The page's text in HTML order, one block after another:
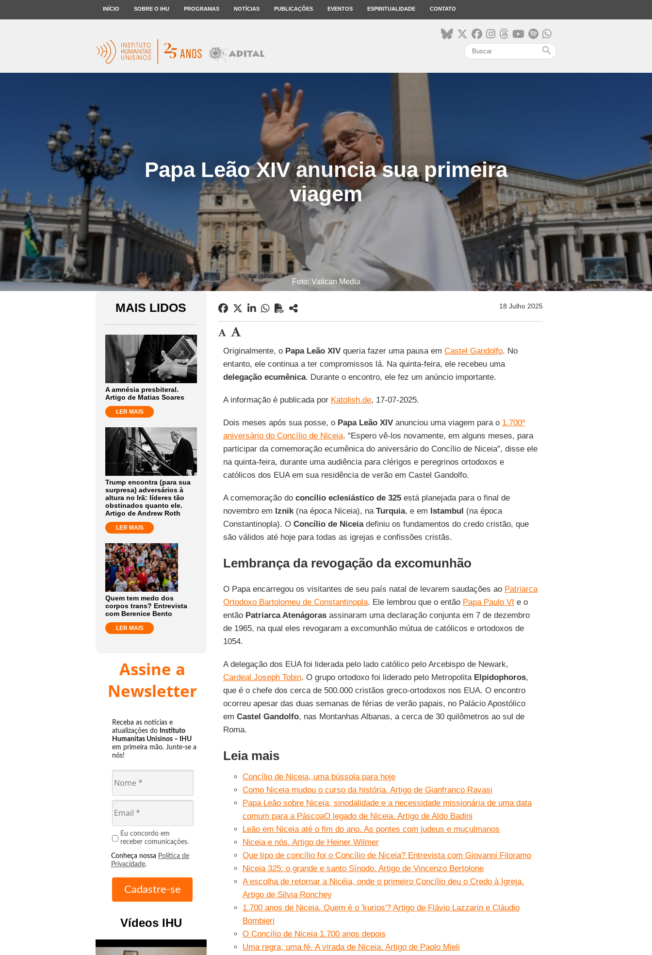
INÍCIO SOBRE O IHU PROGRAMAS NOTÍCIAS PUBLICAÇÕES EVENTOS ESPIRITUALIDADE CONTATO
search
Papa Leão XIV anuncia sua primeira
viagem
Foto: Vatican Media
MAIS LIDOS
A amnésia presbiteral.
Artigo de Matias Soares
LER MAIS
Trump encontra (para sua
surpresa) adversários à
altura no Irã: líderes tão
obstinados quanto ele.
Artigo de Andrew Roth
LER MAIS
Quem tem medo dos
corpos trans? Entrevista
com Berenice Bento
LER MAIS
Assine a
Newsletter
Receba as notícias e
atualizações do Instituto
Humanitas Unisinos – IHU
em primeira mão. Junte-se a
nós!
Eu concordo em
receber comunicações.
Conheça nossa Política de
Privacidade.
Vídeos IHU
18 Julho 2025
Originalmente, oPapa Leão XIVqueria fazer uma pausa em Castel Gandolfo. No
entanto, ele continua a ter compromissos lá. Na quinta-feira, ele recebeu uma
delegação ecumênica. Durante o encontro, ele fez um anúncio importante.
A informação é publicada por Katolish.de, 17-07-2025.
Dois meses após sua posse, o Papa Leão XIVanunciou uma viagem para o 1.700º
aniversário do Concílio de Niceia. "Espero vê-los novamente, em alguns meses, para
participar da comemoração ecumênica do aniversário do Concílio de Niceia", disse ele
na quinta-feira, durante uma audiência para clérigos e peregrinos ortodoxos e
católicos dos EUA em sua residência de verão em Castel Gandolfo.
A comemoração do concílio eclesiástico de 325está planejada para o final de
novembro em Iznik(na época Niceia), na Turquia, e em Istambul (na época
Constantinopla). O Concílio de Niceiadefiniu os fundamentos do credo cristão, que
são válidos até hoje para todas as igrejas e confissões cristãs.
Lembrança da revogação da excomunhão
O Papa encarregou os visitantes de seu país natal de levarem saudações ao Patriarca
Ortodoxo Bartolomeu de Constantinopla. Ele lembrou que o então Papa Paulo VI e o
então Patriarca Atenágorasassinaram uma declaração conjunta em 7 de dezembro
de 1965, na qual eles revogaram a excomunhão mútua de católicos e ortodoxos de
1054.
A delegação dos EUA foi liderada pelo lado católico pelo Arcebispo de Newark,
Cardeal Joseph Tobin. O grupo ortodoxo foi liderado pelo Metropolita Elpidophoros,
que é o chefe dos cerca de 500.000 cristãos greco-ortodoxos nos EUA. O encontro
ocorreu apesar das duas semanas de férias de verão papais, no Palácio Apostólico
em Castel Gandolfo, nas Montanhas Albanas, a cerca de 30 quilômetros ao sul de
Roma.
Leia mais
Concílio de Niceia, uma bússola para hoje
Como Niceia mudou o curso da história. Artigo de Gianfranco Ravasi
Papa Leão sobre Niceia, sinodalidade e a necessidade missionária de uma data
comum para a PáscoaO legado de Niceia. Artigo de Aldo Badini
Leão em Niceia até o fim do ano. As pontes com judeus e muçulmanos
Niceia e nós. Artigo de Heiner Wilmer
Que tipo de concílio foi o Concílio de Niceia? Entrevista com Giovanni Filoramo
Niceia 325: o grande e santo Sínodo. Artigo de Vincenzo Bertolone
A escolha de retornar a Nicéia, onde o primeiro Concílio deu o Credo à Igreja.
Artigo de Silvia Ronchey
1.700 anos de Niceia. Quem é o 'kurios'? Artigo de Flávio Lazzarin e Cláudio
Bombieri
O Concílio de Niceia 1.700 anos depois
Uma regra, uma fé. A virada de Niceia. Artigo de Paolo Mieli